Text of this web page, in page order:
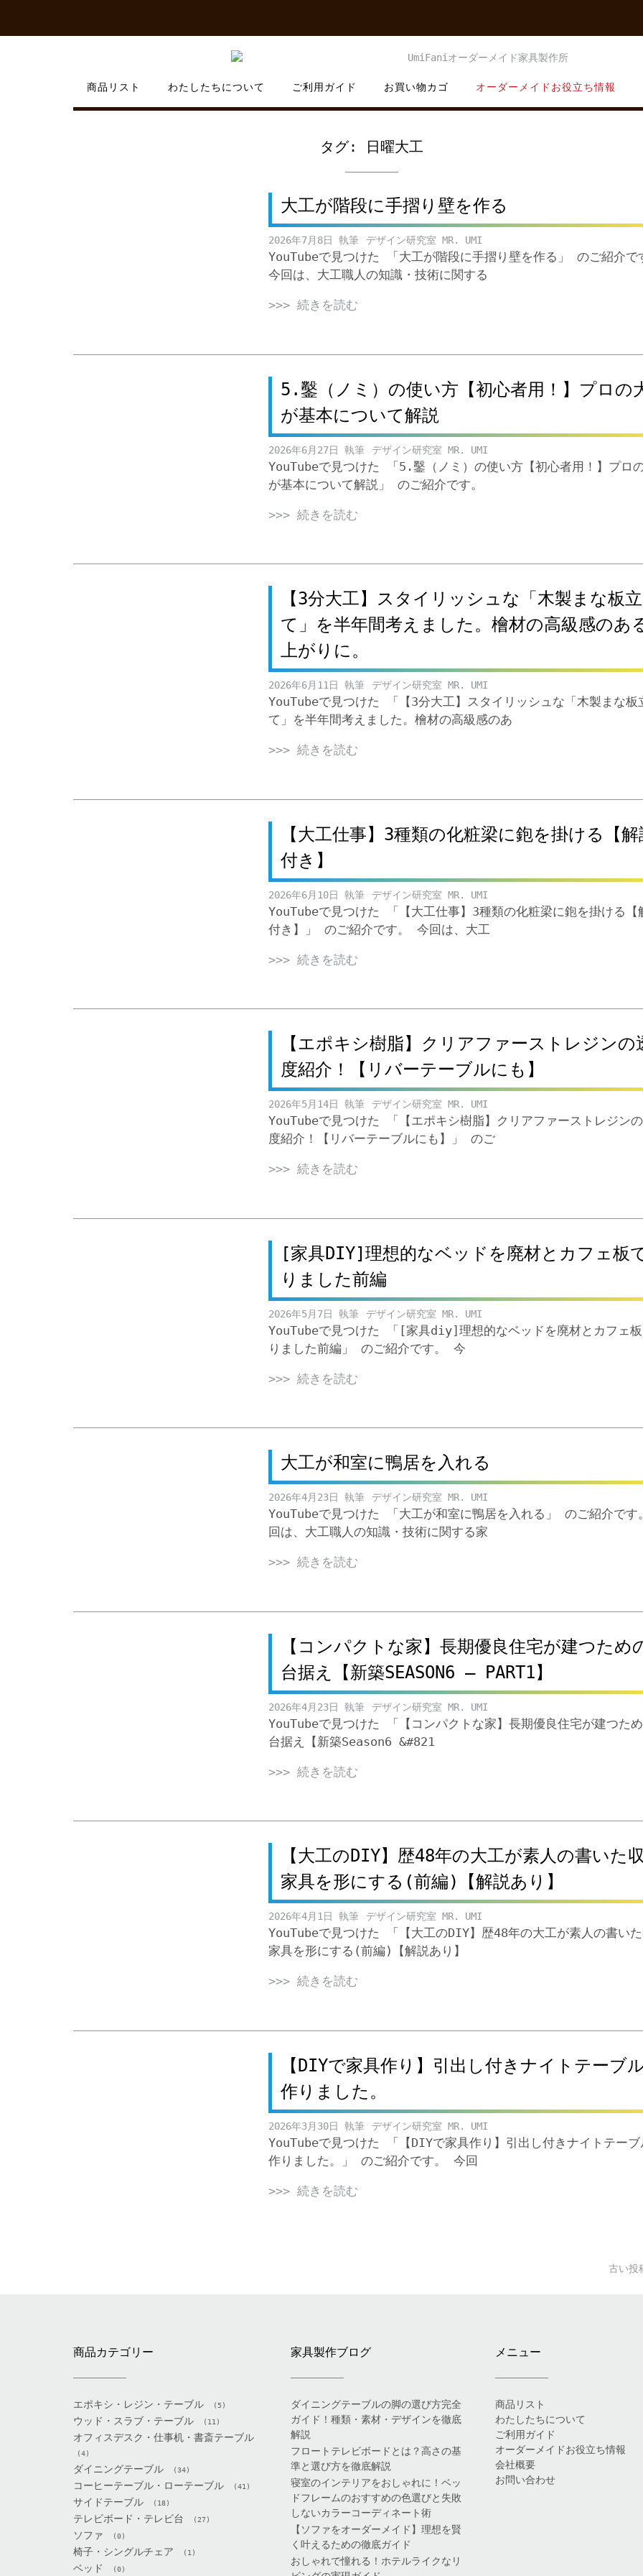
content
商品リスト わたしたちについて ご利用ガイド お買い物カゴ オーダーメイドお役立ち情報
タグ: 日曜大工
大工が階段に手摺り壁を作る
2026年7月8日 デザイン研究室 MR. UMI
YouTubeで見つけた 「大工が階段に手摺り壁を作る」 のご紹介で
今回は、大工職人の知識・技術に関する
>>> 続きを読む
5.鑿（ノミ）の使い方【初心者用！】プロの
が基本について解説
2026年6月27日 デザイン研究室 MR. UMI
YouTubeで見つけた 「5.鑿（ノミ）の使い方【初心者用！】プロ
が基本について解説」 のご紹介です。
>>> 続きを読む
【3分大工】スタイリッシュな「木製まな板立
て」を半年間考えました。檜材の高級感のあ
上がりに。
2026年6月11日 デザイン研究室 MR. UMI
YouTubeで見つけた 「【3分大工】スタイリッシュな「木製まな板
て」を半年間考えました。檜材の高級感のあ
>>> 続きを読む
【大工仕事】3種類の化粧梁に鉋を掛ける【解
付き】
2026年6月10日 デザイン研究室 MR. UMI
YouTubeで見つけた 「【大工仕事】3種類の化粧梁に鉋を掛ける【
付き】」 のご紹介です。 今回は、大工
>>> 続きを読む
【エポキシ樹脂】クリアファーストレジンの
度紹介！【リバーテーブルにも】
2026年5月14日 デザイン研究室 MR. UMI
YouTubeで見つけた 「【エポキシ樹脂】クリアファーストレジン
度紹介！【リバーテーブルにも】」 のご
>>> 続きを読む
[家具DIY]理想的なベッドを廃材とカフェ板
りました前編
2026年5月7日 デザイン研究室 MR. UMI
YouTubeで見つけた 「[家具diy]理想的なベッドを廃材とカフェ
りました前編」 のご紹介です。 今
>>> 続きを読む
大工が和室に鴨居を入れる
2026年4月23日 デザイン研究室 MR. UMI
YouTubeで見つけた 「大工が和室に鴨居を入れる」 のご紹介で
回は、大工職人の知識・技術に関する家
>>> 続きを読む
【コンパクトな家】長期優良住宅が建つため
台据え【新築SEASON6 – PART1】
2026年4月23日 デザイン研究室 MR. UMI
YouTubeで見つけた 「【コンパクトな家】長期優良住宅が建つた
台据え【新築Season6 &#821
>>> 続きを読む
【大工のDIY】歴48年の大工が素人の書いた
家具を形にする(前編)【解説あり】
2026年4月1日 デザイン研究室 MR. UMI
YouTubeで見つけた 「【大工のDIY】歴48年の大工が素人の書い
家具を形にする(前編)【解説あり】
>>> 続きを読む
【DIYで家具作り】引出し付きナイトテーブ
作りました。
2026年3月30日 デザイン研究室 MR. UMI
YouTubeで見つけた 「【DIYで家具作り】引出し付きナイトテーブ
作りました。」 のご紹介です。 今回
>>> 続きを読む
古い
商品カテゴリー
エポキシ・レジン・テーブル (5)
ウッド・スラブ・テーブル (11)
オフィスデスク・仕事机・書斎テーブル
(4)
ダイニングテーブル (34)
コーヒーテーブル・ローテーブル (41)
サイドテーブル (18)
テレビボード・テレビ台 (27)
ソファ (0)
椅子・シングルチェア (1)
ベッド (0)
家具製作ブログ
ダイニングテーブルの脚の選び方完全
ガイド！種類・素材・デザインを徹底
解説
フロートテレビボードとは？高さの基
準と選び方を徹底解説
寝室のインテリアをおしゃれに！ベッ
ドフレームのおすすめの色選びと失敗
しないカラーコーディネート術
【ソファをオーダーメイド】理想を賢
く叶えるための徹底ガイド
おしゃれで憧れる！ホテルライクなリ
メニュー
商品リスト
わたしたちについて
ご利用ガイド
オーダーメイドお役立ち情報
会社概要
お問い合わせ